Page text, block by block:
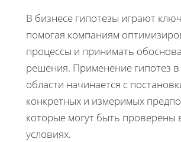
В бизнесе гипотезы играют
помогая компаниям
процессы и принимать
решения. Применение гипотез в
области начинается с
конкретных и измеримых
которые могут быть проверены
условиях.